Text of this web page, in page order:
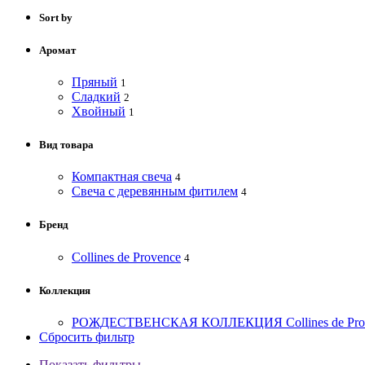
Sort by
Аромат
Пряный 1
Сладкий 2
Хвойный 1
Вид товара
Компактная свеча 4
Свеча с деревянным фитилем 4
Бренд
Collines de Provence 4
Коллекция
РОЖДЕСТВЕНСКАЯ КОЛЛЕКЦИЯ Collines de
Сбросить фильтр